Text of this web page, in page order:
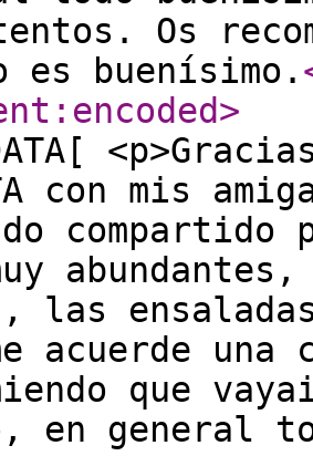
Os
es buenísimo.
>
con mis
compartido
las ensaladas
acuerde
que
en general